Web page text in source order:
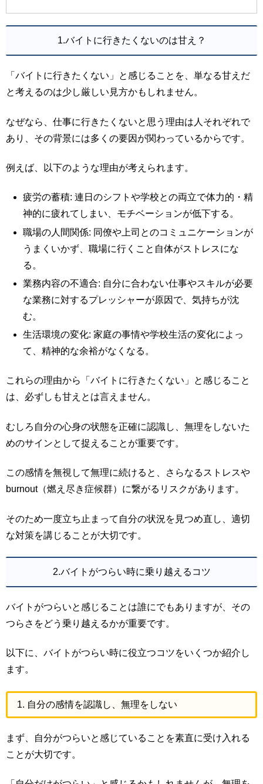
1.バイトに行きたくないのは甘え？
「バイトに行きたくない」と感じることを、単なる甘えだ
と考えるのは少し厳しい見方かもしれません。
なぜなら、仕事に行きたくないと思う理由は人それぞれで
あり、その背景には多くの要因が関わっているからです。
例えば、以下のような理由が考えられます。
疲労の蓄積: 連日のシフトや学校との両立で体力的・精
神的に疲れてしまい、モチベーションが低下する。
職場の人間関係: 同僚や上司とのコミュニケーションが
うまくいかず、職場に行くこと自体がストレスにな
る。
業務内容の不適合: 自分に合わない仕事やスキルが必要
な業務に対するプレッシャーが原因で、気持ちが沈
む。
生活環境の変化: 家庭の事情や学校生活の変化によっ
て、精神的な余裕がなくなる。
これらの理由から「バイトに行きたくない」と感じること
は、必ずしも甘えとは言えません。
むしろ自分の心身の状態を正確に認識し、無理をしないた
めのサインとして捉えることが重要です。
この感情を無視して無理に続けると、さらなるストレスや
burnout（燃え尽き症候群）に繋がるリスクがあります。
そのため一度立ち止まって自分の状況を見つめ直し、適切
な対策を講じることが大切です。
2.バイトがつらい時に乗り越えるコツ
バイトがつらいと感じることは誰にでもありますが、その
つらさをどう乗り越えるかが重要です。
以下に、バイトがつらい時に役立つコツをいくつか紹介し
ます。
1. 自分の感情を認識し、無理をしない
まず、自分がつらいと感じていることを素直に受け入れる
ことが大切です。